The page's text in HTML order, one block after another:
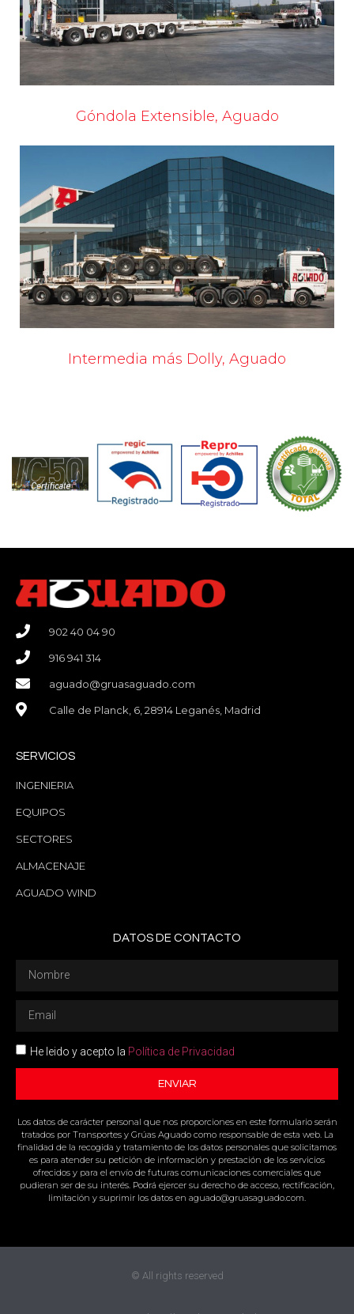
Intermedia más Dolly, Aguado
Góndola Extensible, Aguado
902 40 04 90
916 941 314
aguado@gruasaguado.com
Calle de Planck, 6, 28914 Leganés, Madrid
SERVICIOS
INGENIERIA
EQUIPOS
SECTORES
ALMACENAJE
AGUADO WIND
DATOS DE CONTACTO
He leido y acepto la Política de Privacidad
ENVIAR
Los datos de carácter personal que nos proporciones en este formulario serán
tratados por Transportes y Grúas Aguado como responsable de esta web. La
finalidad de la recogida y tratamiento de los datos personales que solicitamos
es para atender su petición de información y prestación de los servicios
ofrecidos y para el envío de futuras comunicaciones comerciales que
pudieran ser de su interés. Podrá ejercer su derecho de acceso, rectificación,
limitación y suprimir los datos en aguado@gruasaguado.com.
© All rights reserved